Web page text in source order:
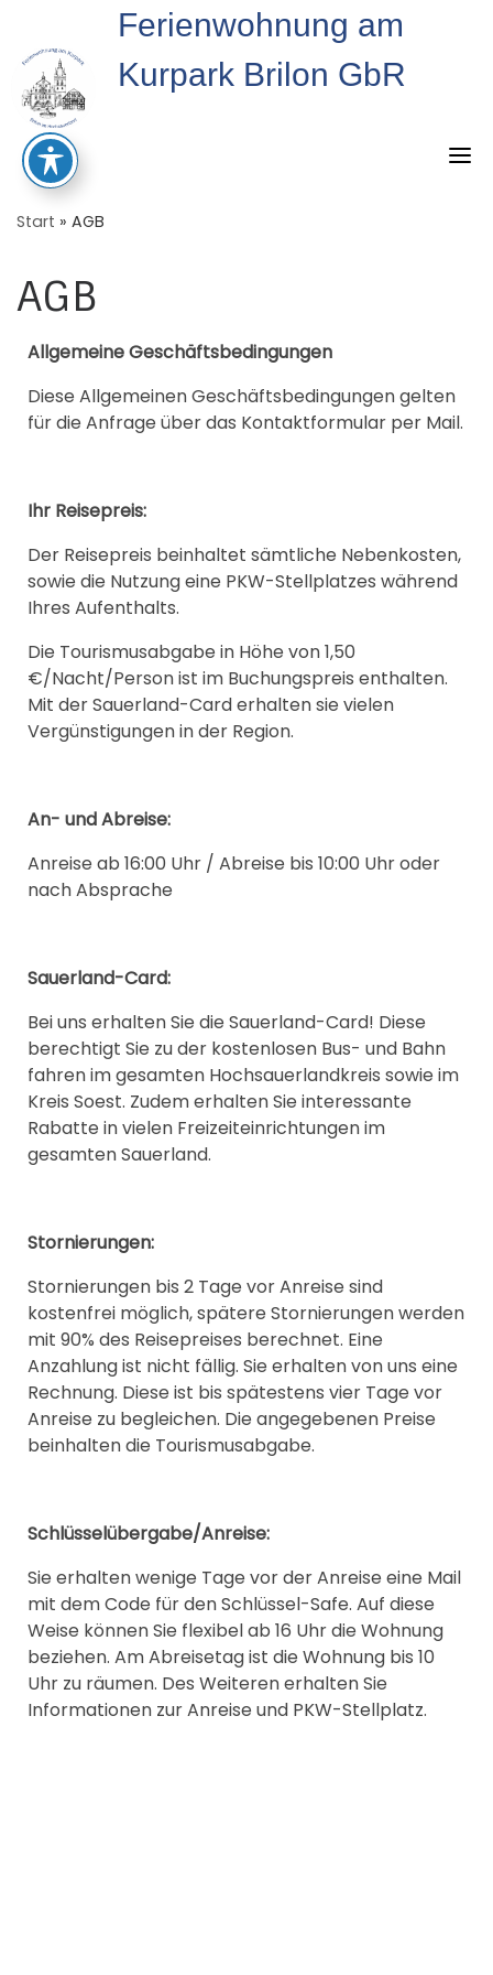
content
Ferienwohnung am
Kurpark Brilon GbR
Start » AGB
AGB
Allgemeine Geschäftsbedingungen
Diese Allgemeinen Geschäftsbedingungen gelten
für die Anfrage über das Kontaktformular per Mail.
Ihr Reisepreis:
Der Reisepreis beinhaltet sämtliche Nebenkosten,
sowie die Nutzung eine PKW-Stellplatzes während
Ihres Aufenthalts.
Die Tourismusabgabe in Höhe von 1,50
€/Nacht/Person ist im Buchungspreis enthalten.
Mit der Sauerland-Card erhalten sie vielen
Vergünstigungen in der Region.
An- und Abreise:
Anreise ab 16:00 Uhr / Abreise bis 10:00 Uhr oder
nach Absprache
Sauerland-Card:
Bei uns erhalten Sie die Sauerland-Card! Diese
berechtigt Sie zu der kostenlosen Bus- und Bahn
fahren im gesamten Hochsauerlandkreis sowie im
Kreis Soest. Zudem erhalten Sie interessante
Rabatte in vielen Freizeiteinrichtungen im
gesamten Sauerland.
Stornierungen:
Stornierungen bis 2 Tage vor Anreise sind
kostenfrei möglich, spätere Stornierungen werden
mit 90% des Reisepreises berechnet. Eine
Anzahlung ist nicht fällig. Sie erhalten von uns eine
Rechnung. Diese ist bis spätestens vier Tage vor
Anreise zu begleichen. Die angegebenen Preise
beinhalten die Tourismusabgabe.
Schlüsselübergabe/Anreise:
Sie erhalten wenige Tage vor der Anreise eine Mail
mit dem Code für den Schlüssel-Safe. Auf diese
Weise können Sie flexibel ab 16 Uhr die Wohnung
beziehen. Am Abreisetag ist die Wohnung bis 10
Uhr zu räumen. Des Weiteren erhalten Sie
Informationen zur Anreise und PKW-Stellplatz.